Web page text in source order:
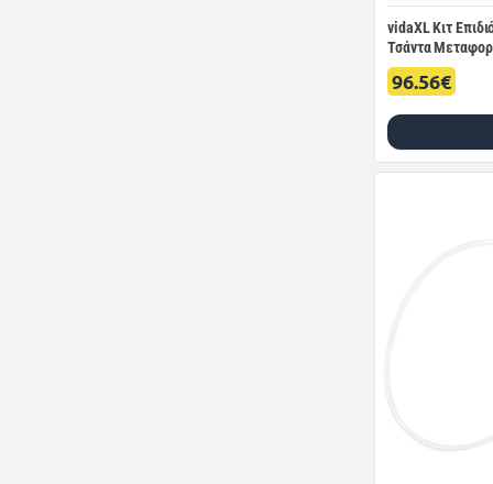
vidaXL Κιτ
Τσάντα
96.56€